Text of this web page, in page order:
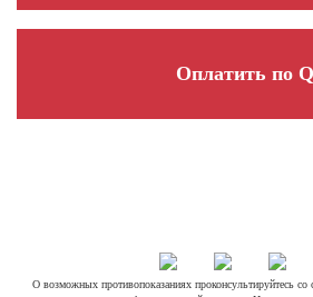
Оплатить по
О возможных противопоказаниях проконсультируйтесь со